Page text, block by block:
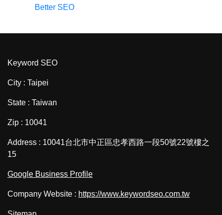
Better SEO
Keyword SEO
City : Taipei
State : Taiwan
Zip : 10041
Address : 10041台北市中正區忠孝西路一段50號22號樓之
15
Google Business Profile
Company Website : https://www.keywordseo.com.tw